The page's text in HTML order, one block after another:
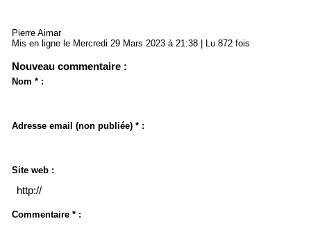
Pierre Aimar
Mis en ligne le Mercredi 29 Mars 2023 à 21:38 | Lu 872 fois
Nouveau commentaire :
Nom * :
Adresse email (non publiée) * :
Site web :
Commentaire * :